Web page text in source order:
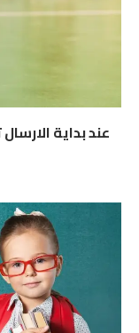
عند بداية